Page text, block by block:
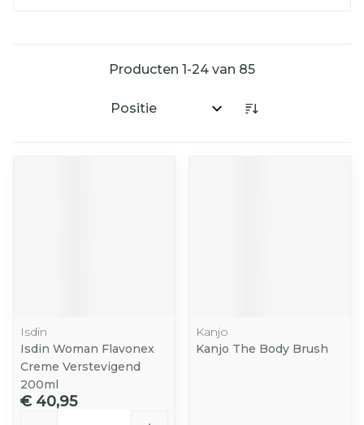
Producten 1-24 van 85
Sorteer op:
Isdin
Isdin Woman Flavonex
Creme Verstevigend
200ml
€ 40,95
Kanjo
Kanjo The Body Brush